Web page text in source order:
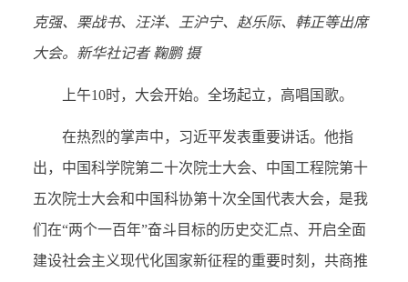
克强、栗战书、汪洋、王沪宁、赵乐际、韩正等出席
大会。新华社记者 鞠鹏 摄
上午10时，大会开始。全场起立，高唱国歌。
在热烈的掌声中，习近平发表重要讲话。他指
出，中国科学院第二十次院士大会、中国工程院第十
五次院士大会和中国科协第十次全国代表大会，是我
们在“两个一百年”奋斗目标的历史交汇点、开启全面
建设社会主义现代化国家新征程的重要时刻，共商推